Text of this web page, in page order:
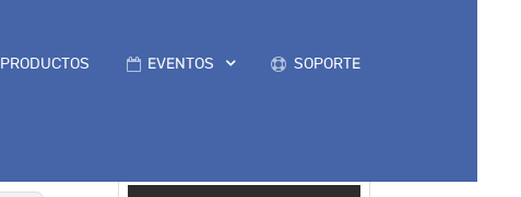
PRODUCTOS EVENTOS SOPORTE